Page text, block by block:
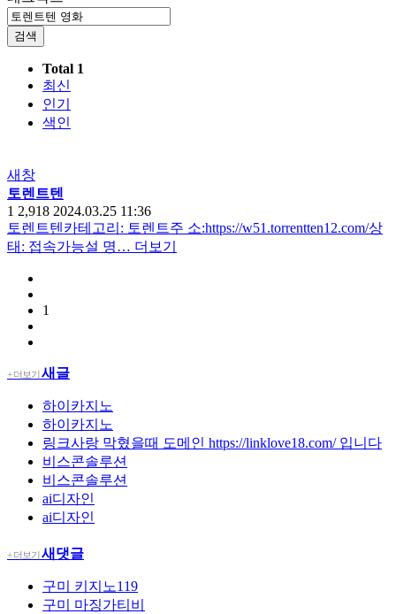
검색
Total 1
최신
인기
색인
새창
토렌트텐
1 2,918 2024.03.25 11:36
​토렌트텐카테고리: 토렌트주 소:https://w51.torrentten12.com/상
태: 접속가능설 명… 더보기
1
+ 더보기새글
하이카지노
하이카지노
링크사랑 막혔을때 도메인 https://linklove18.com/ 입니다
비스콘솔루션
비스콘솔루션
ai디자인
ai디자인
+ 더보기새댓글
구미 키지노119
구미 마징가티비